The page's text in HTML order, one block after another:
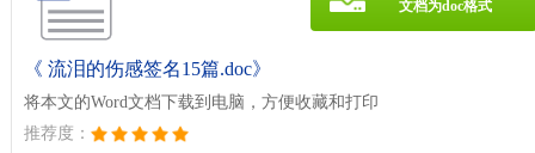
《 流泪的伤感签名15篇.doc》
将本文的Word文档下载到电脑，方便收藏和打印
推荐度：
文档为doc格式